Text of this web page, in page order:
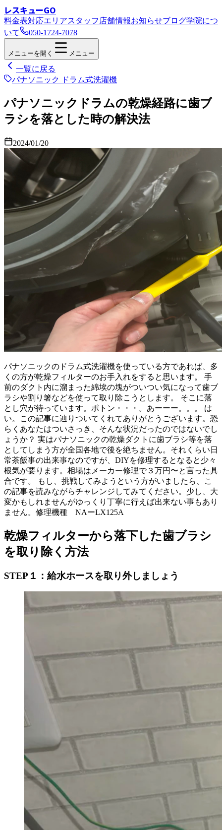
レスキューGO
料金表対応エリアスタッフ 店舗情報お知らせブログ学院につ
いて
050-1724-7078
メニューを開く メニュー
一覧に戻る
パナソニック ドラム式洗濯機
パナソニックドラムの乾燥経路に歯ブ
ラシを落とした時の解決法
2024/01/20
パナソニックのドラム式洗濯機を使っている方であれば、多
くの方が乾燥フィルターのお手入れをすると思います。 手
前のダクト内に溜まった綿埃の塊がついつい気になって歯ブ
ラシや割り箸などを使って取り除こうとします。 そこに落
とし穴が待っています。ポトン・・・。あーーー。。。 は
い。この記事に辿りついてくれてありがとうございます。恐
らくあなたはついさっき、そんな状況だったのではないでし
ょうか？ 実はパナソニックの乾燥ダクトに歯ブラシ等を落
としてしまう方が全国各地で後を絶ちません。それくらい日
常茶飯事の出来事なのですが、DIYを修理するとなると少々
根気が要ります。相場はメーカー修理で３万円〜と言った具
合です。 もし、挑戦してみようという方がいましたら、こ
の記事を読みながらチャレンジしてみてください。少し、大
変かもしれませんがゆっくり丁寧に行えば出来ない事もあり
ません。修理機種 NAーLX125A
乾燥フィルターから落下した歯ブラシ
を取り除く方法
STEP１：給水ホースを取り外しましょう